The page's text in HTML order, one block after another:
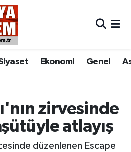
Ekonomi Genel
zirvesinde
atlayış
düzenlenen Escape
Haritası
ve Fikstür